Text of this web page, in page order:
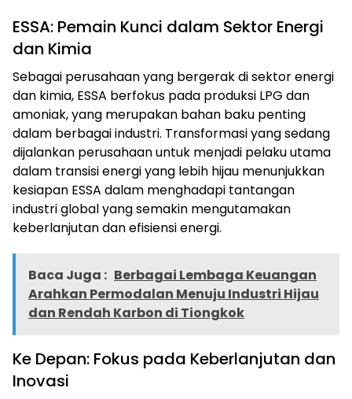
ESSA: Pemain Kunci dalam Sektor Energi
dan Kimia
Sebagai perusahaan yang bergerak di sektor energi
dan kimia, ESSA berfokus pada produksi LPG dan
amoniak, yang merupakan bahan baku penting
dalam berbagai industri. Transformasi yang sedang
dijalankan perusahaan untuk menjadi pelaku utama
dalam transisi energi yang lebih hijau menunjukkan
kesiapan ESSA dalam menghadapi tantangan
industri global yang semakin mengutamakan
keberlanjutan dan efisiensi energi.
Baca Juga : Berbagai Lembaga Keuangan
Arahkan Permodalan Menuju Industri Hijau
dan Rendah Karbon di Tiongkok
Ke Depan: Fokus pada Keberlanjutan dan
Inovasi